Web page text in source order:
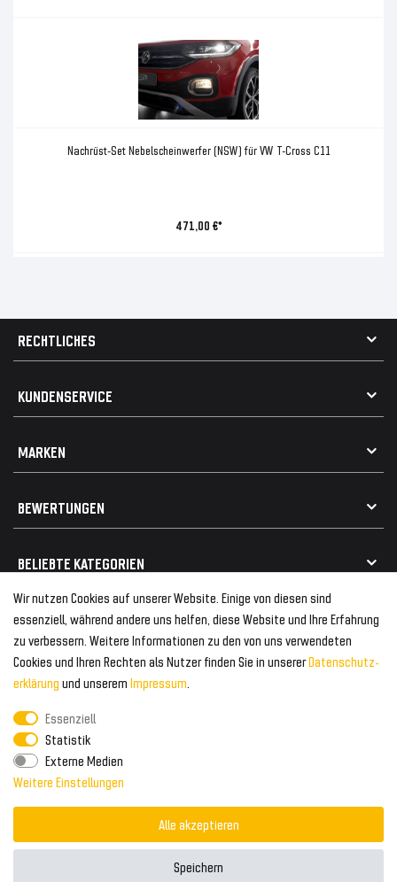
Nachrüst-Set Nebelscheinwerfer (NSW) für VW T-Cross C11
471,00 €*
Wir nutzen Cookies auf unserer Website. Einige von diesen sind
essenziell, während andere uns helfen, diese Website und Ihre Erfahrung
zu verbessern. Weitere Informationen zu den von uns verwendeten
Cookies und Ihren Rechten als Nutzer finden Sie in unsererDaten­schutz­
erklärung und unserem Impressum.
Essenziell
Statistik
Externe Medien
Weitere Einstellungen
Alle akzeptieren
Speichern
RECHTLICHES
Widerrufsrecht
Vertrag widerrufen
Elektro- / Altteilentsorgung
KUNDENSERVICE
MARKEN
Geeignet für Mercedes
BEWERTUNGEN
BELIEBTE KATEGORIEN
Frontspoiler
Heckspoiler
Kabelbäume
Kühlergrill
FOLGEN SIE UNS AUF
Tuning Fanatics
ZAHLUNG & VERSAND
Zahlungsanbieter
Versand & Zahlung
WELTWEITER VERSAND
© 2026 Tuning Fanatics